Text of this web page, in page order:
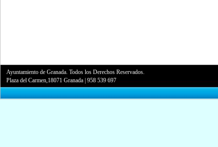
Ayuntamiento de Granada. Todos los Derechos Reservados.
Plaza del Carmen,18071 Granada |958 539 697